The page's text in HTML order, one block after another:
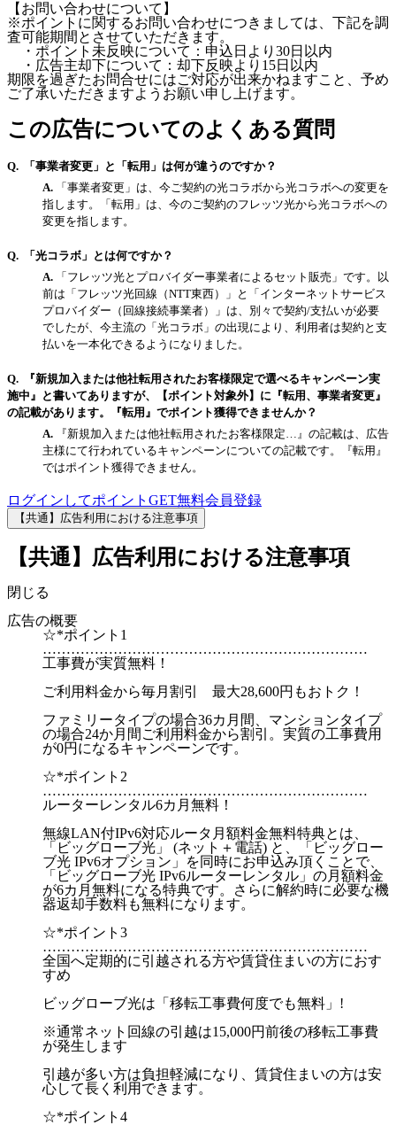
【お問い合わせについて】
※ポイントに関するお問い合わせにつきましては、下記を調
査可能期間とさせていただきます。
・ポイント未反映について：申込日より30日以内
・広告主却下について：却下反映より15日以内
期限を過ぎたお問合せにはご対応が出来かねますこと、予め
ご了承いただきますようお願い申し上げます。
この広告についてのよくある質問
「事業者変更」と「転用」は何が違うのですか？
「事業者変更」は、今ご契約の光コラボから光コラボへの変更を
指します。「転用」は、今のご契約のフレッツ光から光コラボへの
変更を指します。
「光コラボ」とは何ですか？
「フレッツ光とプロバイダー事業者によるセット販売」です。以
前は「フレッツ光回線（NTT東西）」と「インターネットサービス
プロバイダー（回線接続事業者）」は、別々で契約/支払いが必要
でしたが、今主流の「光コラボ」の出現により、利用者は契約と支
払いを一本化できるようになりました。
『新規加入または他社転用されたお客様限定で選べるキャンペーン実
施中』と書いてありますが、【ポイント対象外】に『転用、事業者変更』
の記載があります。『転用』でポイント獲得できませんか？
『新規加入または他社転用されたお客様限定…』の記載は、広告
主様にて行われているキャンペーンについての記載です。『転用』
ではポイント獲得できません。
ログインしてポイントGET無料会員登録
【共通】広告利用における注意事項
【共通】広告利用における注意事項
閉じる
広告の概要
☆*ポイント1
……………………………………………………………
工事費が実質無料！
ご利用料金から毎月割引 最大28,600円もおトク！
ファミリータイプの場合36カ月間、マンションタイプ
の場合24か月間ご利用料金から割引。実質の工事費用
が0円になるキャンペーンです。
☆*ポイント2
……………………………………………………………
ルーターレンタル6カ月無料！
無線LAN付IPv6対応ルータ月額料金無料特典とは、
「ビッグローブ光」 (ネット＋電話) と、「ビッグロー
ブ光 IPv6オプション」を同時にお申込み頂くことで、
「ビッグローブ光 IPv6ルーターレンタル」の月額料金
が6カ月無料になる特典です。さらに解約時に必要な機
器返却手数料も無料になります。
☆*ポイント3
……………………………………………………………
全国へ定期的に引越される方や賃貸住まいの方におす
すめ
ビッグローブ光は「移転工事費何度でも無料」!
※通常ネット回線の引越は15,000円前後の移転工事費
が発生します
引越が多い方は負担軽減になり、賃貸住まいの方は安
心して長く利用できます。
☆*ポイント4